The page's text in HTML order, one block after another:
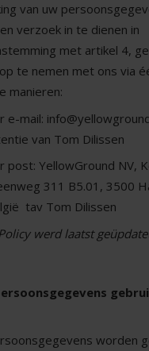
van uw
verzoek in te dienen in
met artikel 4,
te nemen met ons via
manieren:
e-mail:
van Tom Dilissen
post: YellowGround NV,
311 B5.01, 3500
tav Tom Dilissen
werd laatst
worden